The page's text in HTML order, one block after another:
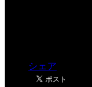
シェア